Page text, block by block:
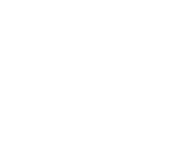
шариков